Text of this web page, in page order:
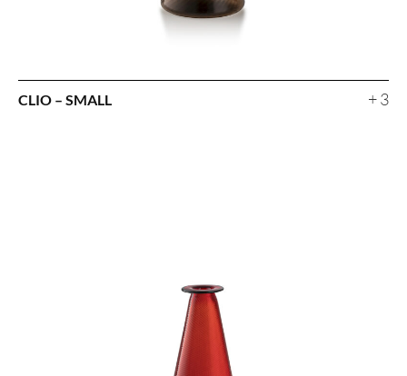
CLIO – SMALL + 3